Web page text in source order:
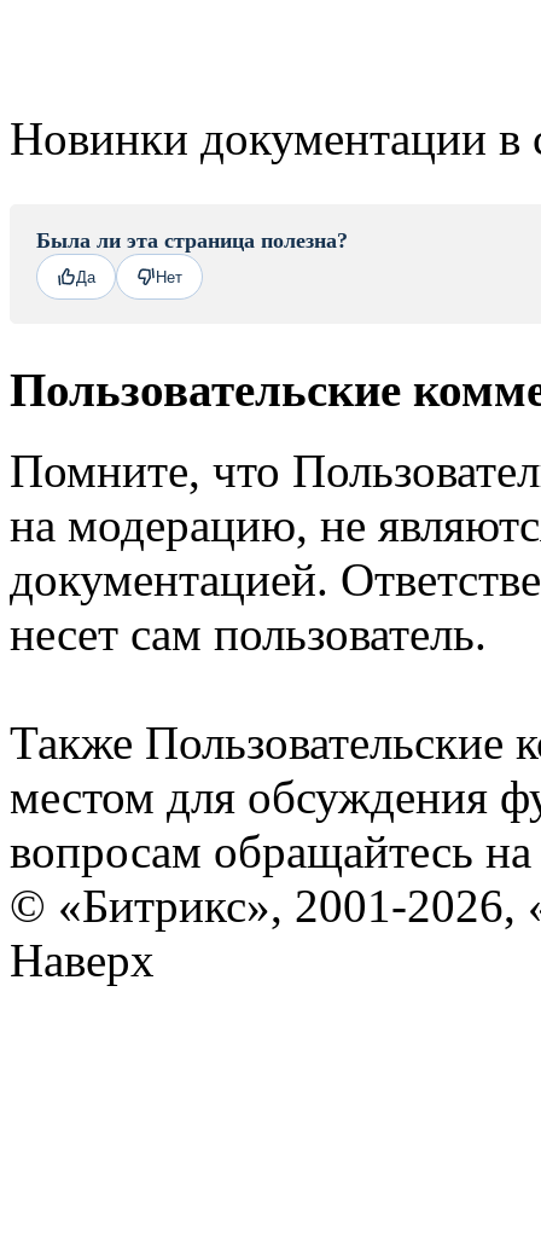
Новинки документации в
Была ли эта страница полезна?
Да Нет
Пользовательские
Помните, что
на модерацию, не
документацией.
несет сам пользователь.
Также Пользовательские
местом для обсуждения
вопросам обращайтесь
© «Битрикс», 2001-2026,
Наверх